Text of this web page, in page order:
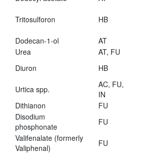
Tritosulforon HB
Dodecan-1-ol
AT
Urea
AT, FU
Diuron
HB
Urtica spp.
AC, FU,
IN
Dithianon
FU
Disodium
phosphonate
FU
Valifenalate (formerly
Valiphenal)
FU